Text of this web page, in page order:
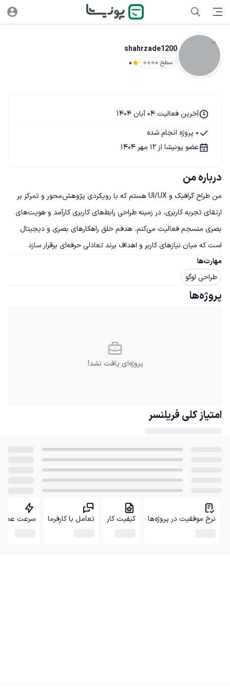
shahrzade1200
سطح ۰ 0
درباره من
من طراح گرافیک و UI/UX هستم که با رویکردی پژوهش‌محور و تمرکز بر
ارتقای تجربه کاربری، در زمینه طراحی رابط‌های کاربری کارآمد و هویت‌های
بصری منسجم فعالیت می‌کنم. هدفم خلق راهکارهای بصری و دیجیتال
است که میان نیازهای کاربر و اهداف برند تعادلی حرفه‌ای برقرار سازد
مهارت‌ها
طراحی لوگو
آخرین فعالیت 04 آبان 1404
0 پروژه انجام شده
عضو پونیشا از 12 مهر 1404
پروژه‌ها
پروژه‌ای یافت نشد!
امتیاز کلی فریلنسر
نرخ موفقیت در پروژه‌ها کیفیت کار تعامل با کارفرما سرعت عمل